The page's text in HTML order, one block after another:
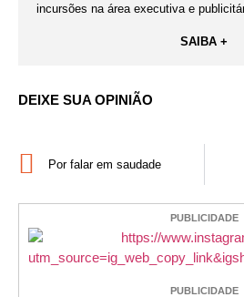
incursões na área executiva e
SAIBA +
DEIXE SUA OPINIÃO
Por falar em saudade
PUBLICIDADE
PUBLICIDADE